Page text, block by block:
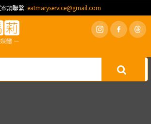
請聯繫: eatmaryservice@gmail.com